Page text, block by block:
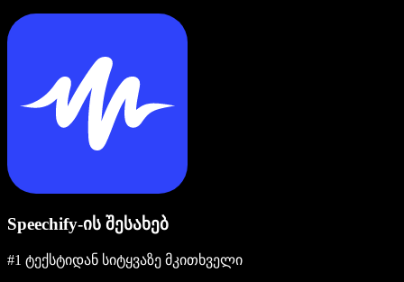
Speechify-ის შესახებ
#1 ტექსტიდან სიტყვაზე მკითხველი